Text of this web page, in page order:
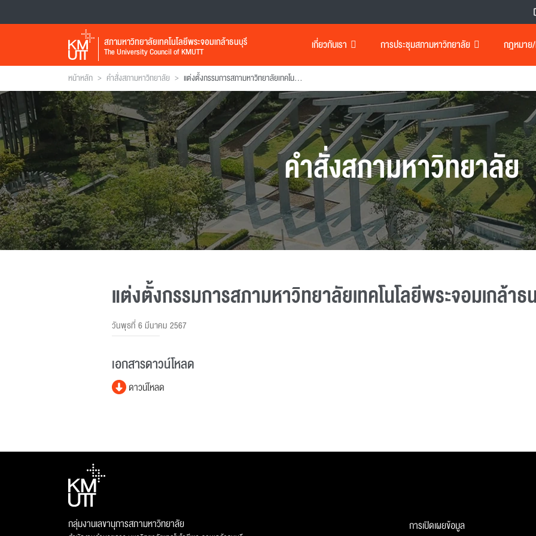
สภามหาวิทยาลัยเทคโนโลยีพระจอมเกล้าธนบุรี
The University Council of KMUTT เกี่ยวกับเรา การประชุมสภามหาวิทยาลัย กฎหมาย/
หน้าหลัก > คำสั่งสภามหาวิทยาลัย > แต่งตั้งกรรมการสภามหาวิทยาลัยเทคโนโลยีพระจอมเกล้าธนบุรี
คำสั่งสภามหาวิทยาลัย
แต่งตั้งกรรมการสภามหาวิทยาลัยเทคโนโลยีพระจอมเกล้าธ
วันพุธที่ 6 มีนาคม 2567
เอกสารดาวน์โหลด
ดาวน์โหลด
กลุ่มงานเลขานุการสภามหาวิทยาลัย การเปิดเผยข้อมูล